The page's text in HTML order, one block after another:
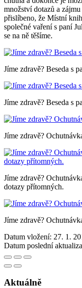
množství dotazů a
přislíbeno, že Místní
společné vaření s paní
se na ně těšíme.
Jíme zdravě? Beseda s
Jíme zdravě? Beseda s
Jíme zdravě?
Jíme zdravě?
dotazy přítomných.
Jíme zdravě?
Datum vložení: 27. 1.
Datum poslední
Aktuálně